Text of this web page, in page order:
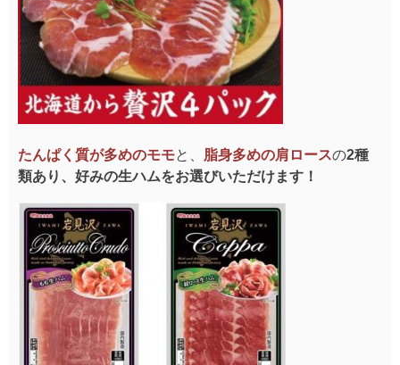
たんぱく質が多めのモモと、 脂身多めの肩ロースの2種
類あり、好みの生ハムをお選びいただけます！